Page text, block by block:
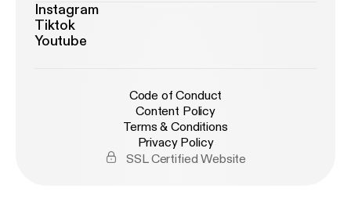
Instagram
Tiktok
Youtube
Code of Conduct
Content Policy
Terms & Conditions
Privacy Policy
SSL Certified Website